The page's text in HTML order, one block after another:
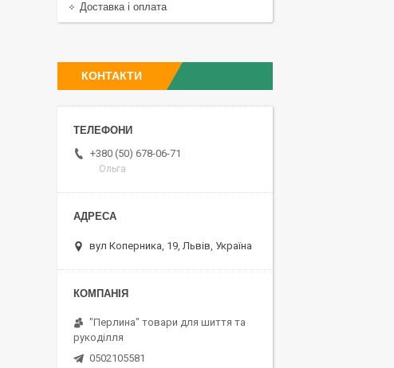
Доставка і оплата
КОНТАКТИ
+380 (50) 678-06-71
Ольга
вул Коперника, 19, Львів, Україна
"Перлина" товари для шиття та
рукоділля
0502105581